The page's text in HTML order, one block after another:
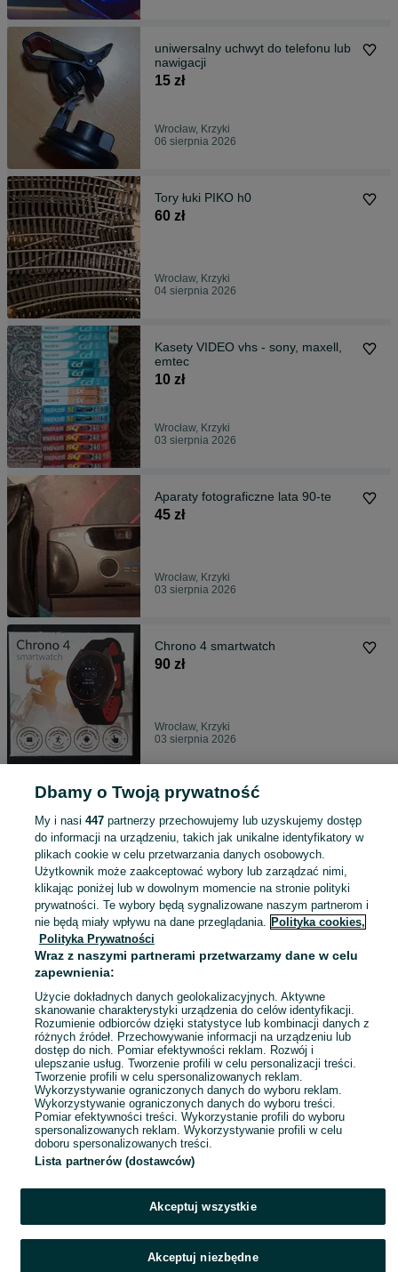
uniwersalny uchwyt do telefonu lub
nawigacji
15 zł
Wrocław, Krzyki
06 sierpnia 2026
Tory łuki PIKO h0
60 zł
Wrocław, Krzyki
04 sierpnia 2026
Kasety VIDEO vhs - sony, maxell,
emtec
10 zł
Wrocław, Krzyki
03 sierpnia 2026
Aparaty fotograficzne lata 90-te
45 zł
Wrocław, Krzyki
03 sierpnia 2026
Chrono 4 smartwatch
90 zł
Wrocław, Krzyki
03 sierpnia 2026
Aparaty fotograficzne ZORKA,
150 zł
Wrocław, Krzyki
03 sierpnia 2026
100 zł
Wrocław, Krzyki
03 sierpnia 2026
1 2 3 4 5
Dbamy o Twoją prywatność
My i nasi 447partnerzy przechowujemy lub uzyskujemy dostęp
do informacji na urządzeniu, takich jak unikalne identyfikatory w
plikach cookie w celu przetwarzania danych osobowych.
Użytkownik może zaakceptować wybory lub zarządzać nimi,
klikając poniżej lub w dowolnym momencie na stronie polityki
prywatności. Te wybory będą sygnalizowane naszym partnerom i
nie będą miały wpływu na dane przeglądania. Polityka cookies,
Polityka Prywatności
Wraz z naszymi partnerami przetwarzamy dane w celu
zapewnienia:
Użycie dokładnych danych geolokalizacyjnych. Aktywne
skanowanie charakterystyki urządzenia do celów identyfikacji.
Rozumienie odbiorców dzięki statystyce lub kombinacji danych z
różnych źródeł. Przechowywanie informacji na urządzeniu lub
dostęp do nich. Pomiar efektywności reklam. Rozwój i
ulepszanie usług. Tworzenie profili w celu personalizacji treści.
Tworzenie profili w celu spersonalizowanych reklam.
Wykorzystywanie ograniczonych danych do wyboru reklam.
Wykorzystywanie ograniczonych danych do wyboru treści.
Pomiar efektywności treści. Wykorzystanie profili do wyboru
spersonalizowanych reklam. Wykorzystywanie profili w celu
doboru spersonalizowanych treści.
Lista partnerów (dostawców)
Akceptuj wszystkie
Akceptuj niezbędne